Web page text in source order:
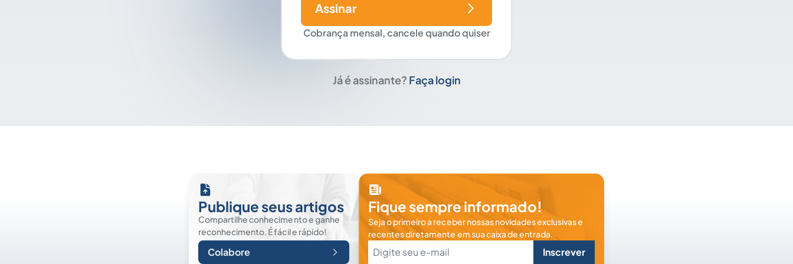
Cobrança mensal, cancele quando quiser
Assinar
Já é assinante? Faça login
Publique seus artigos
Compartilhe conhecimento e ganhe
reconhecimento. É fácil e rápido!
Colabore
Fique sempre informado!
Seja o primeiro a receber nossas novidades exclusivas e
recentes diretamente em sua caixa de entrada.
Inscrever